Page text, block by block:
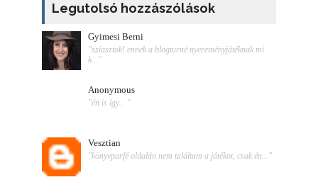
Legutolsó hozzászólások
Gyimesi Berni
"sziasztok! ennek a blogturné nyereményjátéknak mi
k..."
Anonymous
"én is így... "
Vesztian
"könyvparfé oldalán nem találtam a játékot, csak én..."